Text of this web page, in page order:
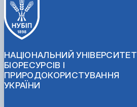
НАЦІОНАЛЬНИЙ УНІВЕРСИТЕТ
БІОРЕСУРСІВ І
ПРИРОДОКОРИСТУВАННЯ
УКРАЇНИ